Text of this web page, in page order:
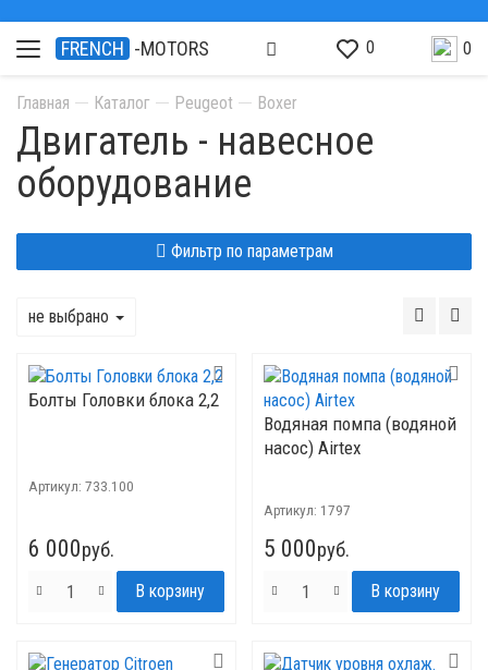
FRENCH -MOTORS 0 0
Главная Каталог Peugeot Boxer
Двигатель - навесное
оборудование
Фильтр по параметрам
не выбрано
Болты Головки блока 2,2
Артикул: 733.100
6 000руб.
Водяная помпа (водяной
насос) Airtex
Артикул: 1797
5 000руб.